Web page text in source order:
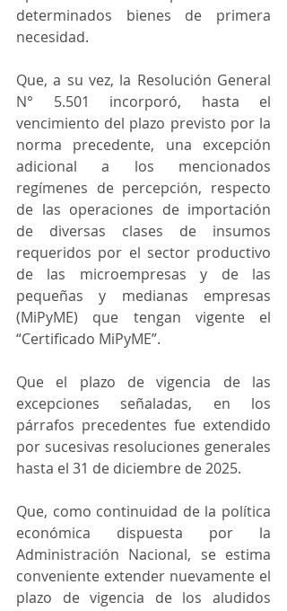
determinados bienes de primera
necesidad.
Que, a su vez, la Resolución General
N° 5.501 incorporó, hasta el
vencimiento del plazo previsto por la
norma precedente, una excepción
adicional a los mencionados
regímenes de percepción, respecto
de las operaciones de importación
de diversas clases de insumos
requeridos por el sector productivo
de las microempresas y de las
pequeñas y medianas empresas
(MiPyME) que tengan vigente el
“Certificado MiPyME”.
Que el plazo de vigencia de las
excepciones señaladas, en los
párrafos precedentes fue extendido
por sucesivas resoluciones generales
hasta el 31 de diciembre de 2025.
Que, como continuidad de la política
económica dispuesta por la
Administración Nacional, se estima
conveniente extender nuevamente el
plazo de vigencia de los aludidos